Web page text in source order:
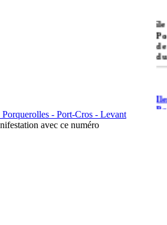
île
- Port-Cros - Levant
avec ce numéro